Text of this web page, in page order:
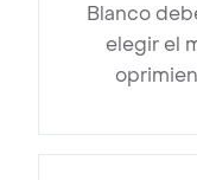
Blanco
elegir el